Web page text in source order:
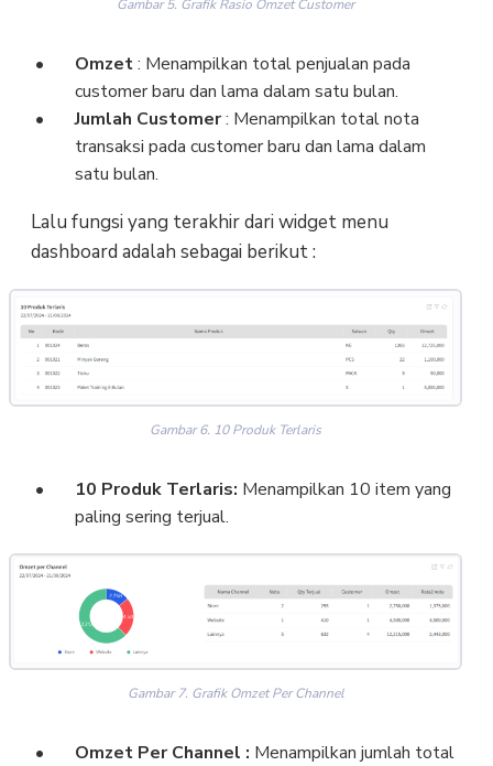
Gambar 5. Grafik Rasio Omzet Customer
Omzet: Menampilkan total penjualan pada
customer baru dan lama dalam satu bulan.
Jumlah Customer: Menampilkan total nota
transaksi pada customer baru dan lama dalam
satu bulan.
Lalu fungsi yang terakhir dari widget menu
dashboard adalah sebagai berikut :
Gambar 6. 10 Produk Terlaris
10 Produk Terlaris: Menampilkan 10 item yang
paling sering terjual.
Gambar 7. Grafik Omzet Per Channel
Omzet Per Channel : Menampilkan jumlah total